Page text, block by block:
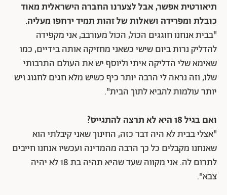
תיאורטית אפשר, אבל לצערנו החברה הישראלית מאוד
כובלת ומפרידה ושאלות של זהות תמיד ירחפו מעליה.
"בבית אנחנו חוגגים הכול, הכול מעורבב, אני מקפידה
להדליק נרות ביום שישי כשאני מחזיקה אותה בידיים, כמו
שאימא שלי הדליקה איתי וליוסף יש את העולם התרבותי
שלו, וזה נראה לי הרבה יותר כיף כשיש מלא חגים לחגוג ויש
יותר עולמות להביא לתוך הבית".
ואם בגיל 18 היא לא תרצה להתגייס?
"אצלי בבית לא היה דבר כזה, החינוך שאני קיבלתי הוא
שאנחנו מקבלים כל כך הרבה מהמדינה ועכשיו אנחנו חייבים
לתרום לה. אני מקווה שעד שהיא תהיה בת 18 לא יהיה
צבא".